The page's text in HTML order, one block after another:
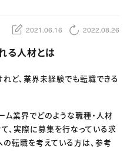
らせ
2021.06.16 2022.08.26
る人材とは
ど、業界未経験でも転職できる
業界でどのような職種・人材
、実際に募集を行なっている求
転職を考えている方は、参考